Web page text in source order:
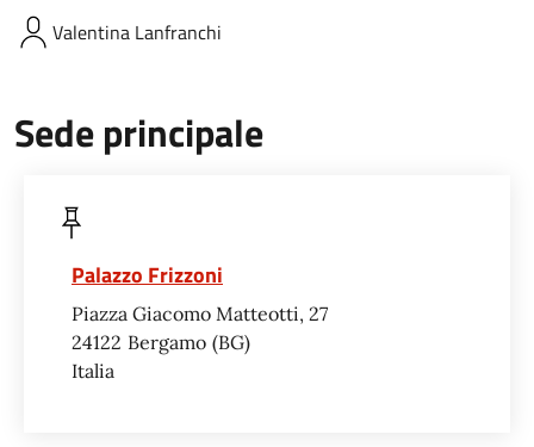
Valentina Lanfranchi
Sede principale
Palazzo Frizzoni
Piazza Giacomo Matteotti, 27
24122 Bergamo BG
Italia